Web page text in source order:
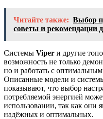
Читайте также: Выбор
советы и рекомендации
Системы Viper и другие
возможность не только
но и работать с
Описанные модели и
показывают, что выбор
потребляемой энергией
использовании, так как они
надёжных и оптимальных.